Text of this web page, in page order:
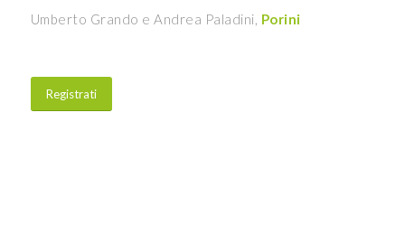
Umberto Grando e Andrea Paladini, Porini
Registrati